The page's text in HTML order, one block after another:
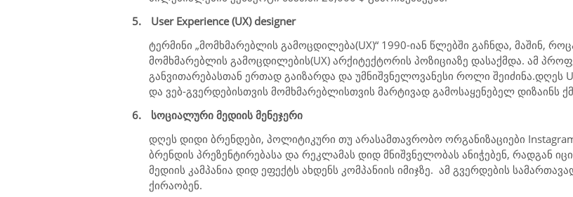
5.
User Experience (UX) designer
ტერმინი „მომხმარებლის გამოცდილება(UX)“ 1990-იან წლებში გაჩნდა, მაშინ,
მომხმარებლის გამოცდილების(UX) არქიტექტორის პოზიციაზე დასაქმდა. ამ
განვითარებასთან ერთად გაიზარდა და უმნიშვნელოვანესი როლი შეიძინა.დღეს
და ვებ-გვერდებისთვის მომხმარებლისთვის მარტივად გამოსაყენებელ დიზაინს
6.
სოციალური მედიის მენეჯერი
დღეს დიდი ბრენდები, პოლიტიკური თუ არასამთავრობო ორგანიზაციები
ბრენდის პრეზენტირებასა და რეკლამას დიდ მნიშვნელობას ანიჭებენ, რადგან
მედიის კამპანია დიდ ეფექტს ახდენს კომპანიის იმიჯზე. ამ გვერდების
ქირაობენ.